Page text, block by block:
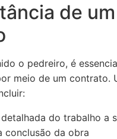
de um
o pedreiro, é
meio de um contrato.
do trabalho a
conclusão da obra